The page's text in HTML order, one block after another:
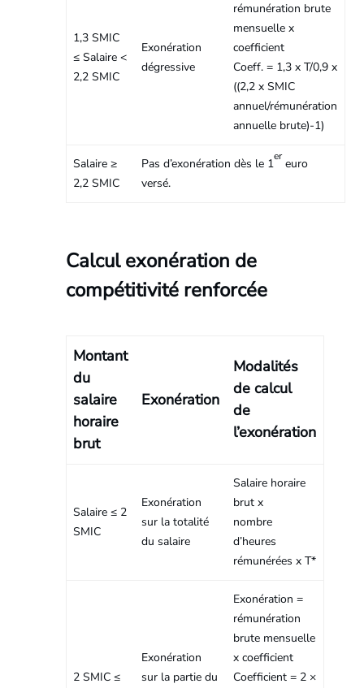
1,3 SMIC
≤ Salaire <
2,2 SMIC
Exonération
dégressive
rémunération brute
mensuelle x
coefficient
Coeff. = 1,3 x T/0,9 x
((2,2 x SMIC
annuel/rémunération
annuelle brute)-1)
Salaire ≥
2,2 SMIC
Pas d’exonération dès le 1er euro
versé.
Calcul exonération de
compétitivité renforcée
Montant
du
salaire
horaire
brut
Exonération
Modalités
de calcul
de
l’exonération
Salaire ≤ 2
SMIC
Exonération
sur la totalité
du salaire
Salaire horaire
brut x
nombre
d’heures
rémunérées x T*
2 SMIC ≤
Exonération
sur la partie du
Exonération =
rémunération
brute mensuelle
x coefficient
Coefficient = 2 ×